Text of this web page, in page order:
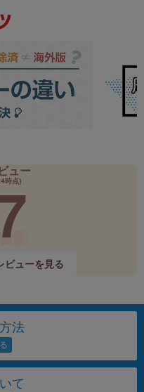
ュー
時点)
ビューを見る
法
て